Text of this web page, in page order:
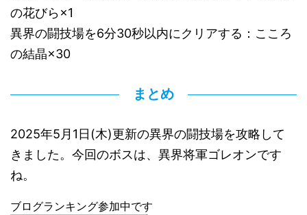
の花びら×1
異界の闘技場を6分30秒以内にクリアする：こころ
の結晶×30
まとめ
2025年5月1日(木)更新の異界の闘技場を攻略して
きました。今回のボスは、異界将軍ゴレオンです
ね。
ブログランキング参加中です